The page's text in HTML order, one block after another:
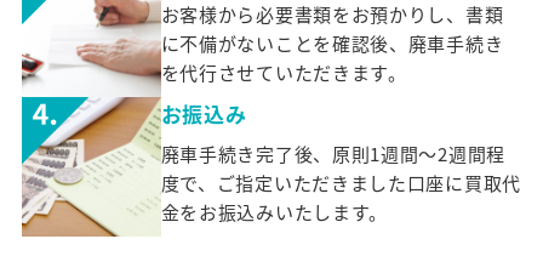
お客様から必要書類をお預かりし、書類
に不備がないことを確認後、廃車手続き
を代行させていただきます。
お振込み
廃車手続き完了後、原則1週間～2週間程
度で、ご指定いただきました口座に買取代
金をお振込みいたします。